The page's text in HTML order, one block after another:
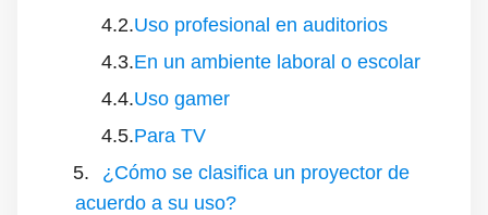
Uso profesional en auditorios
En un ambiente laboral o escolar
Uso gamer
Para TV
¿Cómo se clasifica un proyector de
acuerdo a su uso?